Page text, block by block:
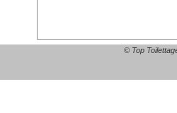
© Top